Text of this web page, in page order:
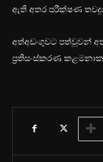
ඇති අතර පරීක්ෂණ
අත්අඩංගුවට පත්වූවන්
ප්‍රතිසංස්කරණ